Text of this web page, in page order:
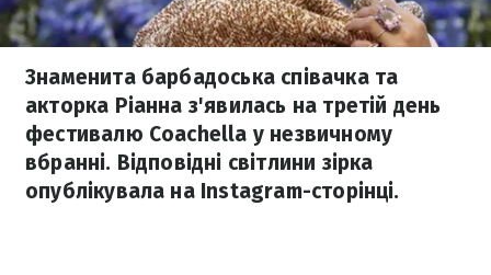
Знаменита барбадоська співачка та
акторка Ріанна з'явилась на третій день
фестивалю Coachella у незвичному
вбранні. Відповідні світлини зірка
опублікувала на Іnstagram-сторінці.